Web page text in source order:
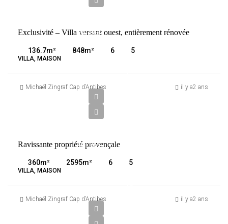
ANTIBES
Exclusivité – Villa versant ouest, entièrement rénovée
136.7m² 848m² 6 5
VILLA, MAISON
Michaël Zingraf Cap d’Antibes il y a2 ans
ANTIBES
3
Ravissante propriété provençale
360m² 2595m² 6 5
VILLA, MAISON
Michaël Zingraf Cap d’Antibes il y a2 ans
24